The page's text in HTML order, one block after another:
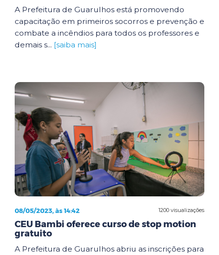
A Prefeitura de Guarulhos está promovendo
capacitação em primeiros socorros e prevenção e
combate a incêndios para todos os professores e
demais s... [saiba mais]
1200 visualizações
08/05/2023, às 14:42
CEU Bambi oferece curso de stop motion
gratuito
A Prefeitura de Guarulhos abriu as inscrições para